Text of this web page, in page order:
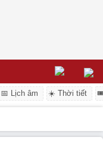
📅 Lịch âm ☀️ Thời tiết